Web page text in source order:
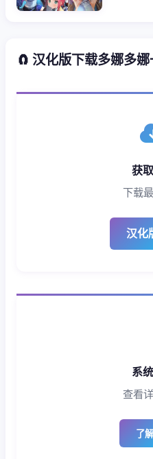
🧲 汉化版下载多娜多
获
下载
汉化
系
查看
了